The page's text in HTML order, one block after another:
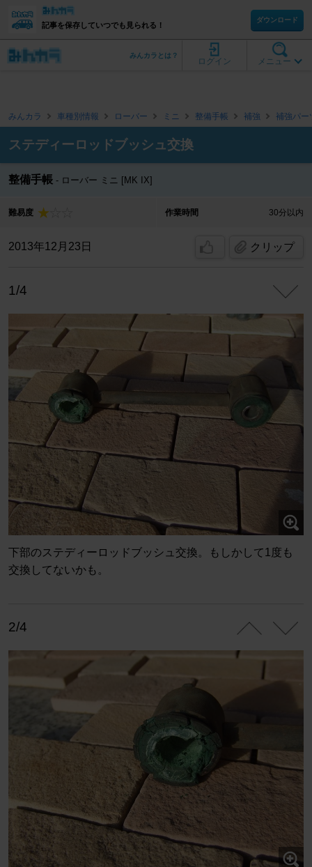
記事を保存していつでも見られる！
ダウンロード
メニュー
ログイン
みんカラとは？
みんカラ 車種別情報 ローバー ミニ 整備手帳 補強 補強パー
ステディーロッドブッシュ交換
整備手帳 ローバー ミニ [MK IX]
難易度 作業時間 30分以内
2013年12月23日 クリップ
1/4
下部のステディーロッドブッシュ交換。もしかして1度も
交換してないかも。
2/4